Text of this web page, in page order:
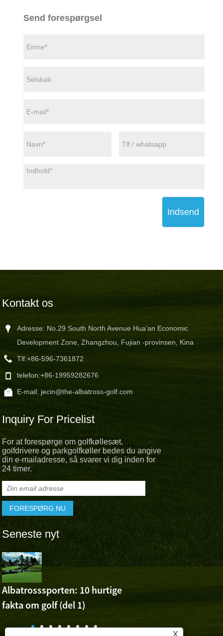
Send forespørgsel
Indsend
Kontakt os
Adresse: No.29 South North Avenue Hua’an Economic
Development Zone, Zhangzhou, Fujian -provinsen, Kina
Tlf:+86-596-7361872
telefon:+86-19959282676
E-mail: jecin@the-albatross-golf.com
Inquiry For Pricelist
For at forespørge om golfkøllesæt,
golfdrivere og parkgolfkøller bedes du angive
din e-mailadresse, så svarer vi dig inden for
24 timer.
Seneste nyt
Albatrosssporten: 10 hurtige
fakta om golf (del 1)
Albatross
X